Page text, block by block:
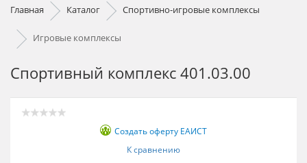
Главная Каталог Спортивно-игровые комплексы
Игровые комплексы
Спортивный комплекс 401.03.00
Создать оферту ЕАИСТ
К сравнению